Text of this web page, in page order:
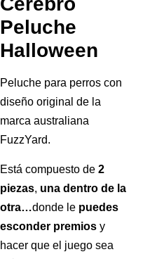
Peluche
Halloween
Peluche para perros con
diseño original de la
marca australiana
FuzzYard.
Está compuesto de 2
piezas, una dentro de la
otra…donde le puedes
esconder premiosy
hacer que el juego sea